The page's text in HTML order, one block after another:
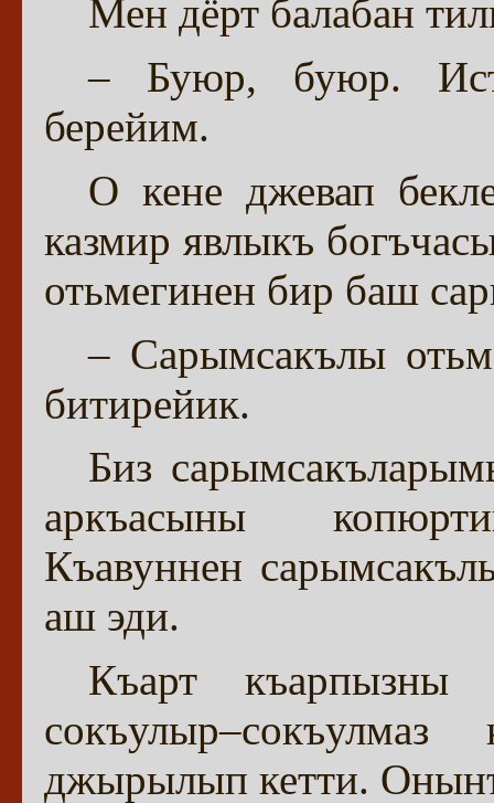
Мен дёрт балабан
– Буюр, буюр.
берейим.
О кене джевап
казмир явлыкъ
отьмегинен бир баш
– Сарымсакълы
битирейик.
Биз
аркъасыны
Къавуннен
аш эди.
Къарт къарпызны
джырылып кетти.